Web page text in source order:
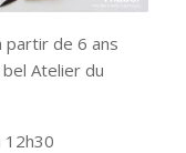
partir de 6 ans
Atelier du
12h30